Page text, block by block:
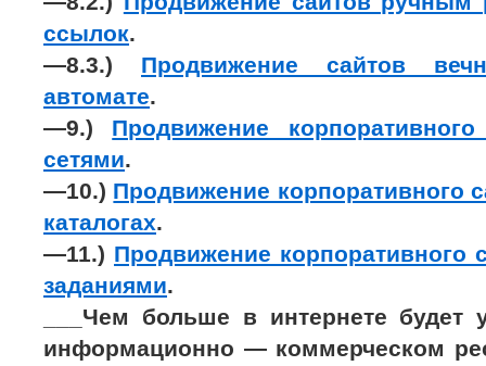
ссылок.
—8.3.) Продвижение сайтов
автомате.
—9.) Продвижение
сетями.
—10.) Продвижение корпоративного
каталогах.
—11.) Продвижение корпоративного
заданиями.
___Чем больше в интернете
информационно — коммерческом